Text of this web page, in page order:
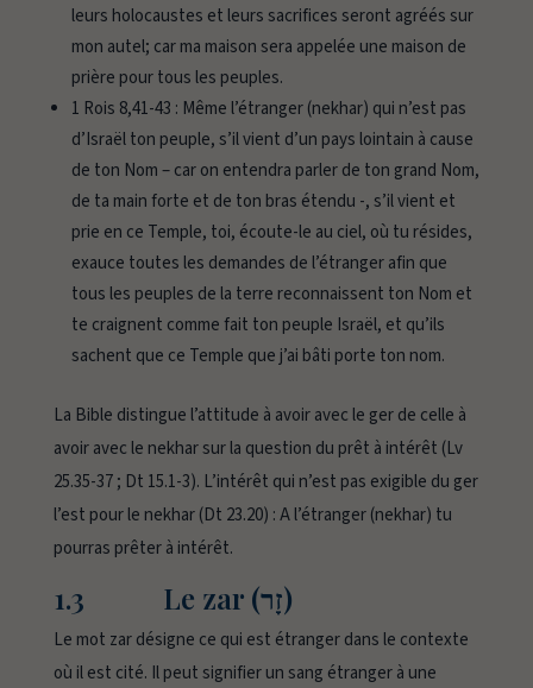
leurs holocaustes et leurs sacrifices seront agréés sur
mon autel; car ma maison sera appelée une maison de
prière pour tous les peuples.
1 Rois 8,41-43 : Même l’étranger (nekhar) qui n’est pas
d’Israël ton peuple, s’il vient d’un pays lointain à cause
de ton Nom – car on entendra parler de ton grand Nom,
de ta main forte et de ton bras étendu -, s’il vient et
prie en ce Temple, toi, écoute-le au ciel, où tu résides,
exauce toutes les demandes de l’étranger afin que
tous les peuples de la terre reconnaissent ton Nom et
te craignent comme fait ton peuple Israël, et qu’ils
sachent que ce Temple que j’ai bâti porte ton nom.
La Bible distingue l’attitude à avoir avec le gerde celle à
avoir avec le nekharsur la question du prêt à intérêt (Lv
25.35-37 ; Dt 15.1-3). L’intérêt qui n’est pas exigible du ger
l’est pour le nekhar(Dt 23.20) :A l’étranger (nekhar) tu
pourras prêter à intérêt.
1.3 Le zar (זָר)
Le mot zardésigne ce qui est étranger dans le contexte
où il est cité. Il peut signifier un sang étranger à une